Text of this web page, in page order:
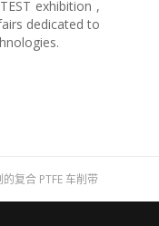
exhibition ,
dedicated to
复合 PTFE 车削带